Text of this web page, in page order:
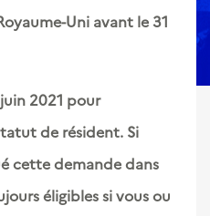
Uni avant le 31
2021 pour
de résident. Si
cette demande dans
éligibles si vous ou